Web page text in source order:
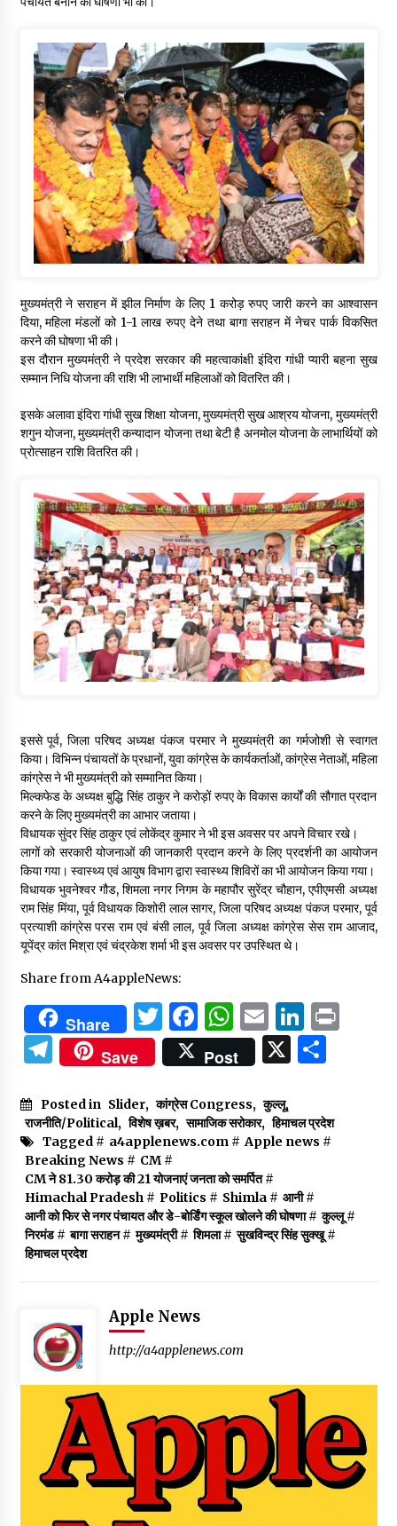
मुख्यमंत्री ने सराहन में झील निर्माण के लिए 1 करोड़ रुपए जारी करने का आश्वासन
दिया, महिला मंडलों को 1-1 लाख रुपए देने तथा बागा सराहन में नेचर पार्क विकसित
करने की घोषणा भी की।
इस दौरान मुख्यमंत्री ने प्रदेश सरकार की महत्वाकांक्षी इंदिरा गांधी प्यारी बहना सुख
सम्मान निधि योजना की राशि भी लाभार्थी महिलाओं को वितरित की।
इसके अलावा इंदिरा गांधी सुख शिक्षा योजना, मुख्यमंत्री सुख आश्रय योजना, मुख्यमंत्री
शगुन योजना, मुख्यमंत्री कन्यादान योजना तथा बेटी है अनमोल योजना के लाभार्थियों को
प्रोत्साहन राशि वितरित की।
इससे पूर्व, जिला परिषद अध्यक्ष पंकज परमार ने मुख्यमंत्री का गर्मजोशी से स्वागत
किया। विभिन्न पंचायतों के प्रधानों, युवा कांग्रेस के कार्यकर्ताओं, कांग्रेस नेताओं, महिला
कांग्रेस ने भी मुख्यमंत्री को सम्मानित किया।
मिल्कफेड के अध्यक्ष बुद्धि सिंह ठाकुर ने करोड़ों रुपए के विकास कार्यों की सौगात प्रदान
करने के लिए मुख्यमंत्री का आभार जताया।
विधायक सुंदर सिंह ठाकुर एवं लोकेंद्र कुमार ने भी इस अवसर पर अपने विचार रखे।
लागों को सरकारी योजनाओं की जानकारी प्रदान करने के लिए प्रदर्शनी का आयोजन
किया गया। स्वास्थ्य एवं आयुष विभाग द्वारा स्वास्थ्य शिविरों का भी आयोजन किया गया।
विधायक भुवनेश्वर गौड, शिमला नगर निगम के महापौर सुरेंद्र चौहान, एपीएमसी अध्यक्ष
राम सिंह मिंया, पूर्व विधायक किशोरी लाल सागर, जिला परिषद अध्यक्ष पंकज परमार, पूर्व
प्रत्याशी कांग्रेस परस राम एवं बंसी लाल, पूर्व जिला अध्यक्ष कांग्रेस सेस राम आजाद,
यूपेंद्र कांत मिश्रा एवं चंद्रकेश शर्मा भी इस अवसर पर उपस्थित थे।
Share from A4appleNews:
Share Twitter
Facebook
WhatsApp
Email
Telegram
Save Post X
Posted in Slider, कांग्रेस Congress, कुल्लू,
राजनीति/Political, विशेष ख़बर, सामाजिक सरोकार, हिमाचल प्रदेश
Tagged # a4applenews.com# Apple news #
Breaking News # CM#
CM ने 81.30 करोड़ की 21 योजनाएं जनता को समर्पित#
Himachal Pradesh# Politics # Shimla# आनी#
आनी को फिर से नगर पंचायत और डे-बोर्डिंग स्कूल खोलने की घोषणा# कुल्लू#
निरमंड# बागा सराहन# मुख्यमंत्री# शिमला# सुखविन्द्र सिंह सुक्खू#
हिमाचल प्रदेश
Apple News
http://a4applenews.com